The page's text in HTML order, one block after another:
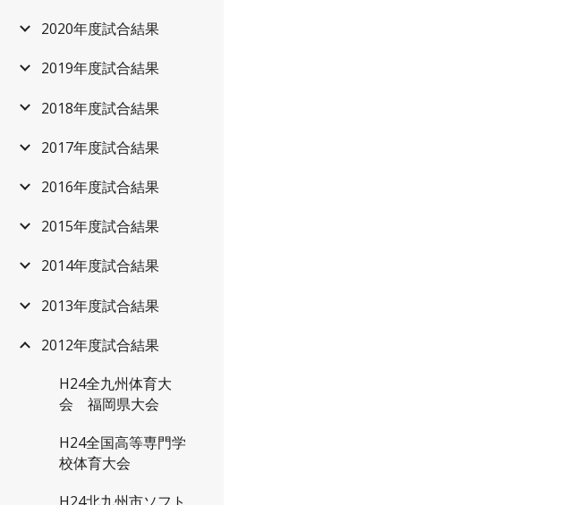
2020年度試合結果
2019年度試合結果
2018年度試合結果
2017年度試合結果
2016年度試合結果
2015年度試合結果
2014年度試合結果
2013年度試合結果
2012年度試合結果
H24全九州体育大
会 福岡県大会
H24全国高等専門学
校体育大会